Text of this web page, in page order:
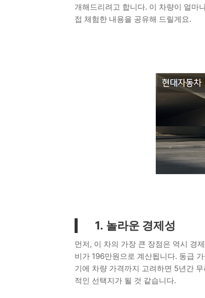
개해드리려고 합니다. 이 차량이 얼마
접 체험한 내용을 공유해 드릴게요.
놀라운 경제성
먼저, 이 차의 가장 큰 장점은 역시 경
비가 196만원으로 계산됩니다. 동급
기에 차량 가격까지 고려하면 5년간
적인 선택지가 될 것 같습니다.